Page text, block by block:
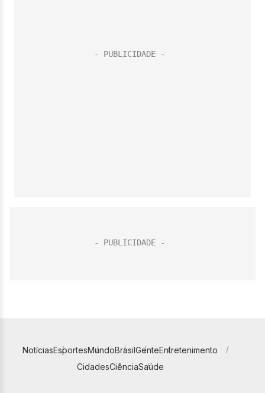
NotíciasEsportesMundoBrasilGenteEntretenimento
CidadesCiênciaSaúde